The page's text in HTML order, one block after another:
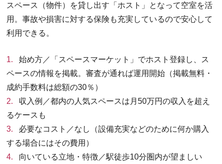
スペース（物件）を貸し出す「ホスト」となって空室を活
用。事故や損害に対する保険も充実しているので安心して
利用できる。
始め方／「スペースマーケット」でホスト登録し、ス
ペースの情報を掲載。審査が通れば運用開始（掲載無料・
成約手数料は総額の30％）
収入例／都内の人気スペースは月50万円の収入を超え
るケースも
必要なコスト／なし（設備充実などのために何か購入
する場合にはその費用）
向いている立地・特徴／駅徒歩10分圏内が望ましい